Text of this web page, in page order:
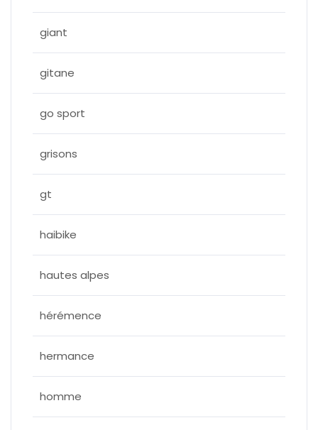
giant
gitane
go sport
grisons
gt
haibike
hautes alpes
hérémence
hermance
homme